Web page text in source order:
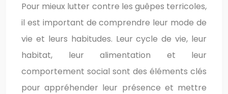
Pour mieux lutter contre les guêpes terricoles,
il est important de comprendre leur mode de
vie et leurs habitudes. Leur cycle de vie, leur
habitat, leur alimentation et leur
comportement social sont des éléments clés
pour appréhender leur présence et mettre